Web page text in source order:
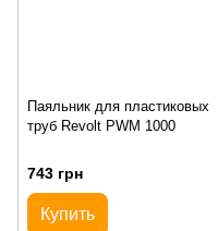
Паяльник для пластиковых
труб Revolt PWM 1000
743 грн
Купить